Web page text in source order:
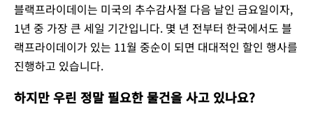
블랙프라이데이는 미국의 추수감사절 다음 날인 금요일이자,
1년 중 가장 큰 세일 기간입니다. 몇 년 전부터 한국에서도 블
랙프라이데이가 있는 11월 중순이 되면 대대적인 할인 행사를
진행하고 있습니다.
하지만 우린 정말 필요한 물건을 사고 있나요?